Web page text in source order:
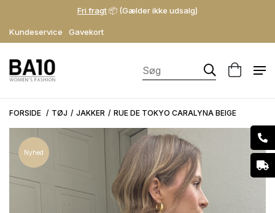
Kundeservice Gavekort
Fri fragt📦 (Gælder ikke udsalg)
FORSIDE TØJ JAKKER RUE DE TOKYO CARALYNA BEIGE
Nyhed